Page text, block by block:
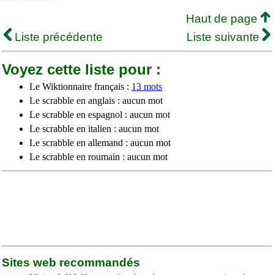
Haut de page
Liste précédente
Liste suivante
Voyez cette liste pour :
Le Wiktionnaire français : 13 mots
Le scrabble en anglais : aucun mot
Le scrabble en espagnol : aucun mot
Le scrabble en italien : aucun mot
Le scrabble en allemand : aucun mot
Le scrabble en roumain : aucun mot
Sites web recommandés